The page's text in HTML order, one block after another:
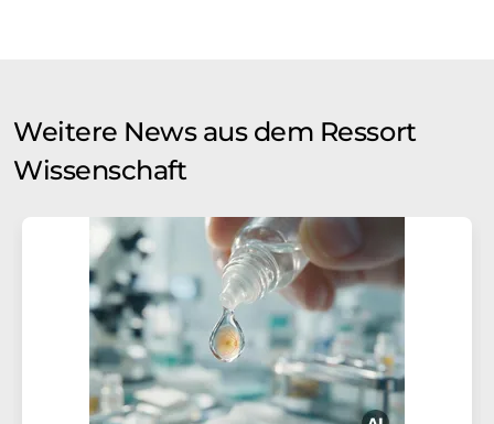
Weitere News aus dem Ressort
Wissenschaft